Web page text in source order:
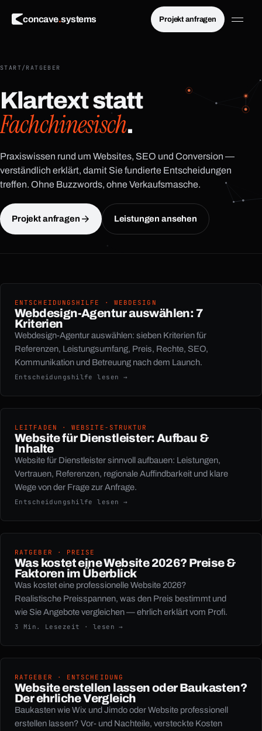
concave.systems Projekt anfragen
Menü schließen×
START/ RATGEBER
Klartext statt
Fachchinesisch.
Praxiswissen rund um Websites, SEO und Conversion —
verständlich erklärt, damit Sie fundierte Entscheidungen
treffen. Ohne Buzzwords, ohne Verkaufsmasche.
Projekt anfragen Leistungen ansehen
ENTSCHEIDUNGSHILFE · WEBDESIGN
Webdesign-Agentur auswählen: 7
Kriterien
Webdesign-Agentur auswählen: sieben Kriterien für
Referenzen, Leistungsumfang, Preis, Rechte, SEO,
Kommunikation und Betreuung nach dem Launch.
Entscheidungshilfe lesen →
LEITFADEN · WEBSITE-STRUKTUR
Website für Dienstleister: Aufbau &
Inhalte
Website für Dienstleister sinnvoll aufbauen: Leistungen,
Vertrauen, Referenzen, regionale Auffindbarkeit und klare
Wege von der Frage zur Anfrage.
Entscheidungshilfe lesen →
RATGEBER · PREISE
Was kostet eine Website 2026? Preise &
Faktoren im Überblick
Was kostet eine professionelle Website 2026?
Realistische Preisspannen, was den Preis bestimmt und
wie Sie Angebote vergleichen — ehrlich erklärt vom Profi.
3 Min. Lesezeit · lesen →
RATGEBER · ENTSCHEIDUNG
Website erstellen lassen oder Baukasten?
Der ehrliche Vergleich
Baukasten wie Wix und Jimdo oder Website professionell
erstellen lassen? Vor- und Nachteile, versteckte Kosten